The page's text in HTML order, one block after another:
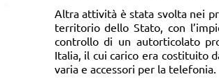
Altra attività è stata svolta nei
territorio dello Stato, con
controllo di un autorticolato
Italia, il cui carico era costituito
varia e accessori per la telefonia.